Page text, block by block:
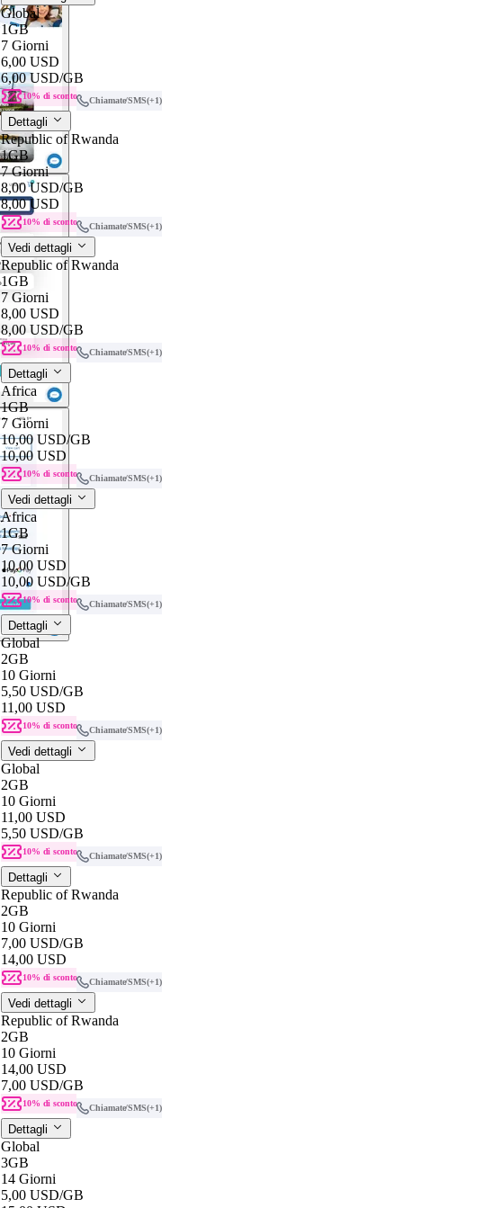
Global
1GB
7 Giorni
6,00 USD
6,00 USD/GB
10% di sconto Chiamate/SMS(+1)
Dettagli
Republic of Rwanda
1GB
7 Giorni
8,00 USD/GB
8,00 USD
10% di sconto Chiamate/SMS(+1)
Vedi dettagli
Republic of Rwanda
1GB
7 Giorni
8,00 USD
8,00 USD/GB
10% di sconto Chiamate/SMS(+1)
Dettagli
Africa
1GB
7 Giorni
10,00 USD/GB
10,00 USD
10% di sconto Chiamate/SMS(+1)
Vedi dettagli
Africa
1GB
7 Giorni
10,00 USD
10,00 USD/GB
10% di sconto Chiamate/SMS(+1)
Dettagli
Global
2GB
10 Giorni
5,50 USD/GB
11,00 USD
10% di sconto Chiamate/SMS(+1)
Vedi dettagli
Global
2GB
10 Giorni
11,00 USD
5,50 USD/GB
10% di sconto Chiamate/SMS(+1)
Dettagli
Republic of Rwanda
2GB
10 Giorni
7,00 USD/GB
14,00 USD
10% di sconto Chiamate/SMS(+1)
Vedi dettagli
Republic of Rwanda
2GB
10 Giorni
14,00 USD
7,00 USD/GB
10% di sconto Chiamate/SMS(+1)
Dettagli
Global
3GB
14 Giorni
5,00 USD/GB